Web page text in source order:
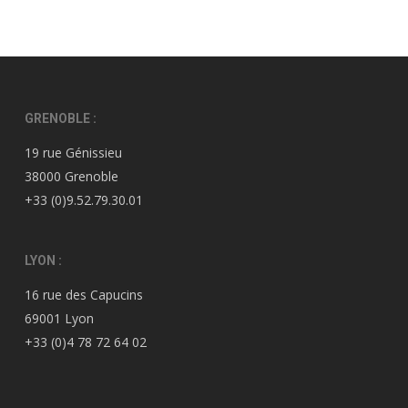
GRENOBLE :
19 rue Génissieu
38000 Grenoble
+33 (0)9.52.79.30.01
LYON :
16 rue des Capucins
69001 Lyon
+33 (0)4 78 72 64 02